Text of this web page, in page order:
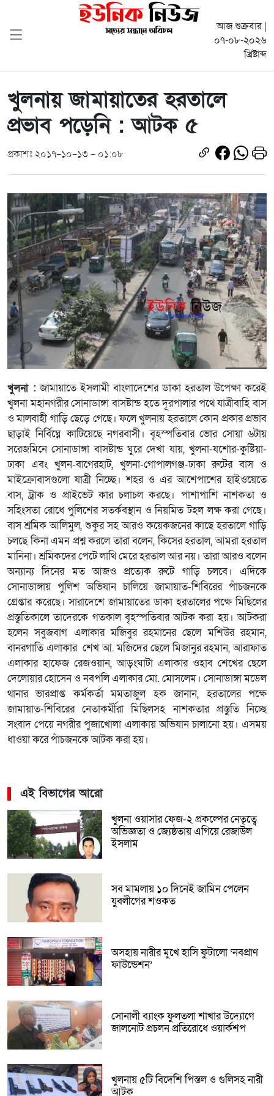
আজ শুক্রবার |
০৭-০৮-২০২৬
খ্রিষ্টাব্দ
খুলনায় জামায়াতের হরতালে
প্রভাব পড়েনি : আটক ৫
প্রকাশঃ ২০১৭-১০-১৩ - ০১:০৮
খুলনা : জামায়াতে ইসলামী বাংলাদেশের ডাকা হরতাল উপেক্ষা করেই
খুলনা মহানগরীর সোনাডাঙ্গা বাসষ্টান্ড হতে দূরপালার পথে যাত্রীবাহি বাস
ও মালবাহী গাড়ি ছেড়ে গেছে। ফলে খুলনায় হরতালে কোন প্রকার প্রভাব
ছাড়াই নির্বিঘ্নে কাটিয়েছে নগরবাসী। বৃহস্পতিবার ভোর সোয়া ৬টায়
সরেজমিনে সোনাডাঙ্গা বাসষ্টান্ড ঘুরে দেখা যায়, খুলনা-যশোর-কুষ্টিয়া-
ঢাকা এবং খুলন-বাগেরহাট, খুলনা-গোপালগঞ্জ-ঢাকা রুটের বাস ও
মাইক্রোবাসগুলো যাত্রী নিচ্ছে। শহর ও এর আশেপাশের হাইওয়েতে
বাস, ট্রাক ও প্রাইভেট কার চলাচল করছে। পাশাপাশি নাশকতা ও
সহিংসতা রোধে পুলিশের সতর্কবস্থান ও নিয়মিত টহল লক্ষ করা গেছে।
বাস শ্রমিক আলিমুল, শুকুর সহ আরও কয়েকজনের কাছে হরতালে গাড়ি
চলছে কিনা এমন প্রশ্ন করলে তারা বলেন, কিসের হরতাল, আমরা হরতাল
মানিনা। শ্রমিকদের পেটে লাথি মেরে হরতাল আর নয়। তারা আরও বলেন
অন্যান্য দিনের মত আজও প্রত্যেক রুটে গাড়ি চলবে। এদিকে
সোনাডাঙ্গায় পুলিশ অভিযান চালিয়ে জামায়াত-শিবিরের পাঁচজনকে
গ্রেপ্তার করেছে। সারাদেশে জামায়াতের ডাকা হরতালের পক্ষে মিছিলের
প্রস্তুতিকালে তাদেরকে গতকাল বৃহস্পতিবার আটক করা হয়। আটকরা
হলেন সবুজবাগ এলাকার মজিবুর রহমানের ছেলে মশিউর রহমান,
বানরগাতি এলাকার শেখ আ. মজিদের ছেলে মিজানুর রহমান, আরাফাত
এলাকার হাফেজ রেজওয়ান, আড়ংঘাটা এলাকার ওহাব শেখের ছেলে
দেলোয়ার হোসেন ও নবপলি এলাকার মো. মোসলেম। সোনাডাঙ্গা মডেল
থানার ভারপ্রাপ্ত কর্মকর্তা মমতাজুল হক জানান, হরতালের পক্ষে
জামায়াত-শিবিরের নেতাকর্মীরা মিছিলসহ নাশকতার প্রস্তুতি নিচ্ছে
সংবাদ পেয়ে নগরীর পুজাখোলা এলাকায় অভিযান চালানো হয়। এসময়
ধাওয়া করে পাঁচজনকে আটক করা হয়।
এই বিভাগের আরো
খুলনা ওয়াসার ফেজ-২ প্রকল্পের নেতৃত্বে
অভিজ্ঞতা ও জ্যেষ্ঠতায় এগিয়ে রেজাউল
ইসলাম
সব মামলায় ১০ দিনেই জামিন পেলেন
যুবলীগের শওকত
অসহায় নারীর মুখে হাসি ফুটালো ‘নবপ্রাণ
ফাউন্ডেশন’
সোনালী ব্যাংক ফুলতলা শাখার উদ্যোগে
জালনোট প্রচলন প্রতিরোধে ওয়ার্কশপ
খুলনায় ৫টি বিদেশি পিস্তল ও গুলিসহ নারী
আটক